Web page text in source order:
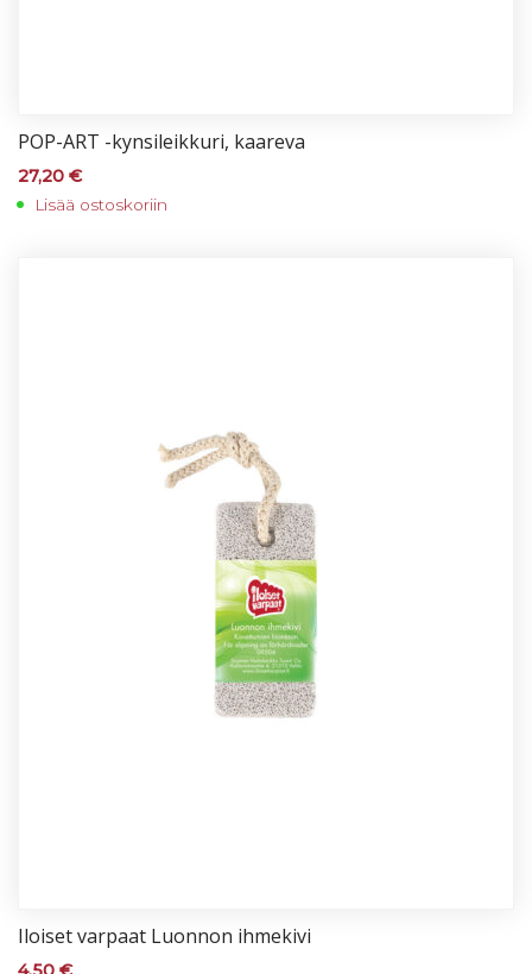
POP-ART -kyn­si­leik­ku­ri, kaa­re­va
27,20 €
Lisää ostoskoriin
Iloi­set var­paat Luon­non ih­me­ki­vi